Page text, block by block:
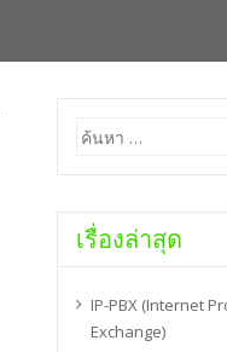
ค้นหา
สำหรับ:
เรื่องล่าสุด
IP-PBX (Internet
Exchange)